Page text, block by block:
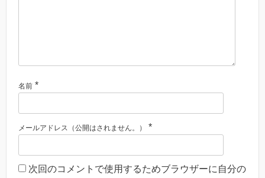
名前 *
メールアドレス（公開はされません。） *
次回のコメントで使用するためブラウザーに自分の